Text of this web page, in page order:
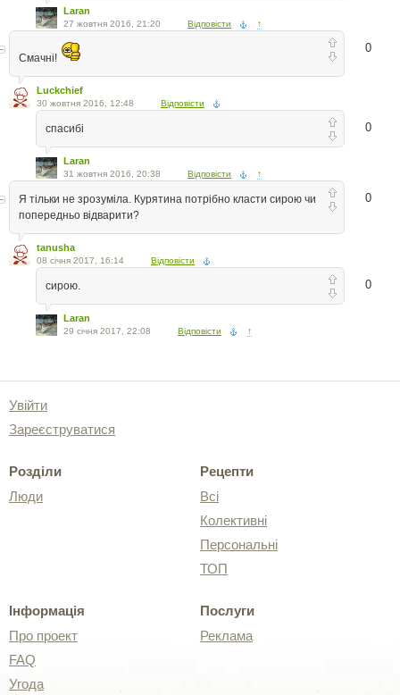
Laran
27 жовтня 2016, 21:20 Відповісти ↑
0
Смачні!
Luckchief
30 жовтня 2016, 12:48 Відповісти
0
спасибі
Laran
31 жовтня 2016, 20:38 Відповісти ↑
0
Я тільки не зрозуміла. Курятина потрібно класти сирою чи
попередньо відварити?
tanusha
08 січня 2017, 16:14 Відповісти
0
сирою.
Laran
29 січня 2017, 22:08 Відповісти ↑
Увійти
Зареєструватися
Розділи
Люди
Рецепти
Всі
Колективні
Персональні
ТОП
Інформація
Про проект
FAQ
Угода
Послуги
Реклама